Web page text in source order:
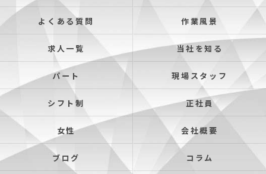
よくある質問 作業風景
求人一覧 当社を知る
パート 現場スタッフ
シフト制 正社員
女性 会社概要
ブログ コラム